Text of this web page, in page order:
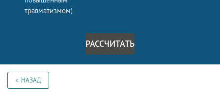
травматизмом)
РАССЧИТАТЬ
НАЗАД